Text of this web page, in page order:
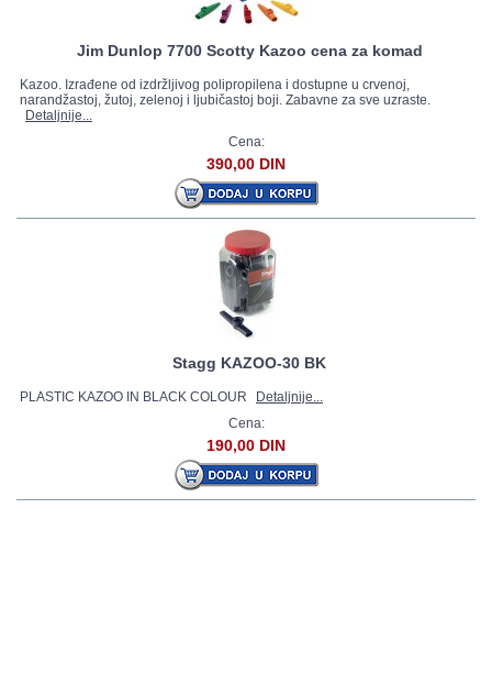
Jim Dunlop 7700 Scotty Kazoo cena za komad
Kazoo. Izrađene od izdržljivog polipropilena i dostupne u crvenoj,
narandžastoj, žutoj, zelenoj i ljubičastoj boji. Zabavne za sve uzraste.
Detaljnije...
Cena:
390,00 DIN
Stagg KAZOO-30 BK
PLASTIC KAZOO IN BLACK COLOUR
Detaljnije...
Cena:
190,00 DIN